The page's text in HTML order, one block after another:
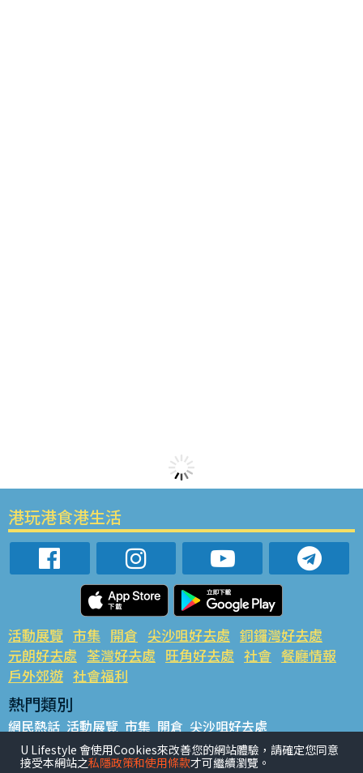
港玩港食港生活
活動展覽 市集 開倉 尖沙咀好去處 銅鑼灣好去處
元朗好去處 荃灣好去處 旺角好去處 社會 餐廳情報
戶外郊遊 社會福利
熱門類別
網民熱話 活動展覽 市集 開倉 尖沙咀好去處
銅鑼灣好去處 元朗好去處 荃灣好去處 旺角好去處 社會
餐廳情報 戶外郊遊
U Lifestyle 會使用Cookies來改善您的網站體驗，請確定您同意
接受本網站之私隱政策和使用條款才可繼續瀏覽。